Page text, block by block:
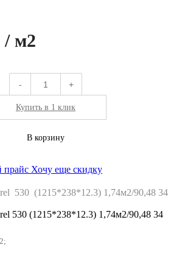
/ м2
- +
Купить в 1 клик
В корзину
прайс Хочу еще скидку
530 (1215*238*12.3) 1,74м2/90,48 34
530 (1215*238*12.3) 1,74м2/90,48 34